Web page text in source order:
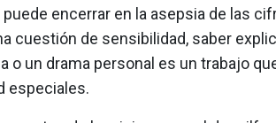
puede encerrar en la asepsia de las
cuestión de sensibilidad, saber
o un drama personal es un trabajo
especiales.